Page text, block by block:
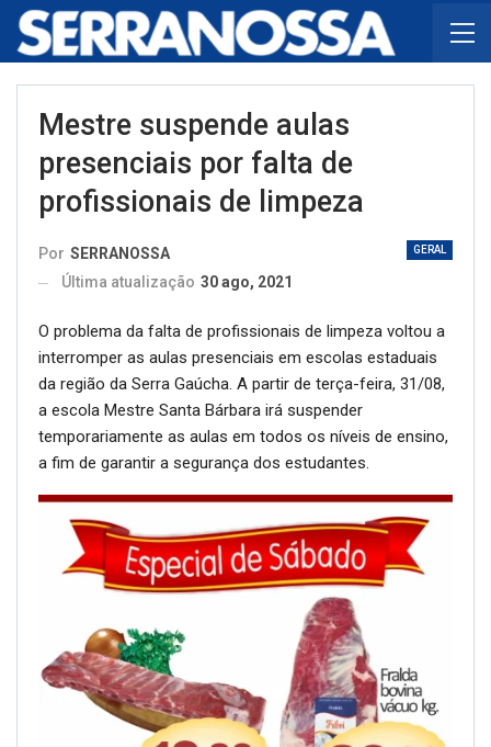
Mestre suspende aulas
presenciais por falta de
profissionais de limpeza
GERAL
Por SERRANOSSA
Última atualização 30 ago, 2021
O problema da falta de profissionais de limpeza voltou a
interromper as aulas presenciais em escolas estaduais
da região da Serra Gaúcha. A partir de terça-feira, 31/08,
a escola Mestre Santa Bárbara irá suspender
temporariamente as aulas em todos os níveis de ensino,
a fim de garantir a segurança dos estudantes.